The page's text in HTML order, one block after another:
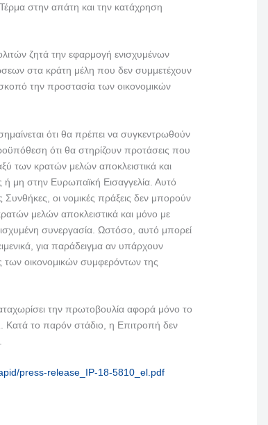
στην απάτη και την κατάχρηση
ζητά την εφαρμογή ενισχυμένων
στα κράτη μέλη που δεν συμμετέχουν
την προστασία των οικονομικών
ότι θα πρέπει να συγκεντρωθούν
ότι θα στηρίζουν προτάσεις που
των κρατών μελών αποκλειστικά και
μη στην Ευρωπαϊκή Εισαγγελία. Αυτό
Συνθήκες, οι νομικές πράξεις δεν μπορούν
μελών αποκλειστικά και μόνο με
συνεργασία. Ωστόσο, αυτό μπορεί
για παράδειγμα αν υπάρχουν
των οικονομικών συμφερόντων της
την πρωτοβουλία αφορά μόνο το
Κατά το παρόν στάδιο, η Επιτροπή δεν
press-release_IP-18-5810_el.pdf